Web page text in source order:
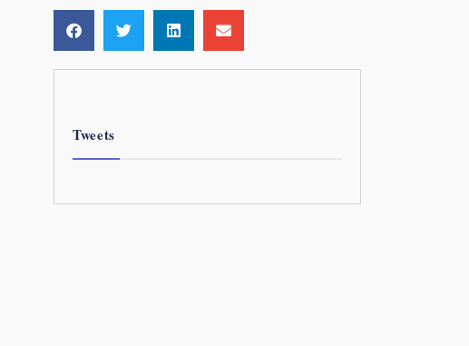
Tweets